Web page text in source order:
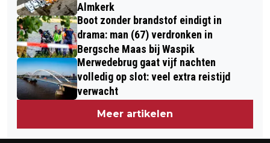
Almkerk
Boot zonder brandstof eindigt in
drama: man (67) verdronken in
Bergsche Maas bij Waspik
Merwedebrug gaat vijf nachten
volledig op slot: veel extra reistijd
verwacht
Meer artikelen